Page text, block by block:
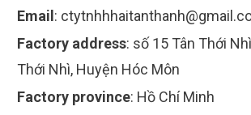
Email :
Factory address: số 15 Tân Thới
Thới Nhì, Huyện Hóc Môn
Factory province: Hồ Chí Minh